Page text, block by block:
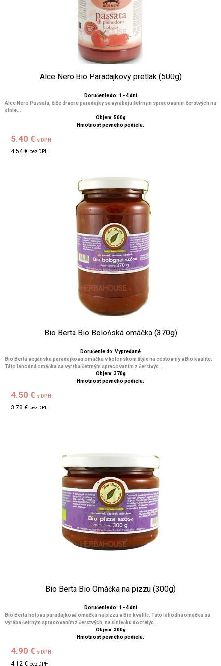
Alce Nero Bio Paradajkový pretlak (500g)
Doručenie do: 1 - 4 dní
Alce Nero Passata, čiže drvené paradajky sa vyrábajú šetrným spracovaním čerstvých na
slnie...
Objem: 500g
Hmotnosť pevného podielu:
5.40 € s DPH
4.54 € bez DPH
Bio Berta Bio Boloňská omáčka (370g)
Doručenie do: Vypredané
Bio Berta vegánska paradajková omáčka v bolonskom štýle na cestoviny v Bio kvalite.
Táto lahodná omáčka sa vyrába šetrným spracovaním z čerstvýc...
Objem: 370g
Hmotnosť pevného podielu:
4.50 € s DPH
3.78 € bez DPH
Bio Berta Bio Omáčka na pizzu (300g)
Doručenie do: 1 - 4 dní
Bio Berta hotová paradajková omáčka na pizzu v Bio kvalite. Táto lahodná omáčka sa
vyrába šetrným spracovaním z čerstvých, na slniečku dozretýc...
Objem: 300g
Hmotnosť pevného podielu:
4.90 € s DPH
4.12 € bez DPH